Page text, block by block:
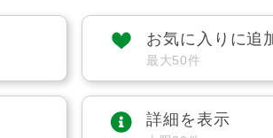
お気に入りに追
最大50件
詳細を表示